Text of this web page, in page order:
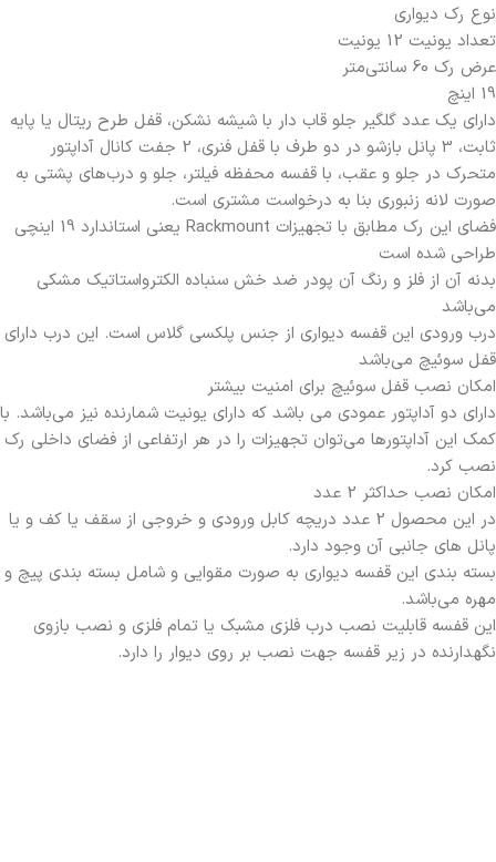
نوع رک دیواری
تعداد یونیت 12 یونیت
عرض رک 60 سانتی‌متر
19 اینچ
دارای یک عدد گلگیر جلو قاب دار با شیشه نشکن، قفل طرح ریتال یا پایه
ثابت، 3 پانل بازشو در دو طرف با قفل فنری، 2 جفت کانال آداپتور
متحرک در جلو و عقب، با قفسه محفظه فیلتر، جلو و درب‌های پشتی به
صورت لانه زنبوری بنا به درخواست مشتری است.
فضای این رک مطابق با تجهیزات Rackmount یعنی استاندارد 19 اینچی
طراحی شده است
بدنه آن از فلز و رنگ آن پودر ضد خش سنباده الکترواستاتیک مشکی
می‌باشد
درب ورودی این قفسه دیواری از جنس پلکسی گلاس است. این درب دارای
قفل سوئیچ می‌باشد
امکان نصب قفل سوئیچ برای امنیت بیشتر
دارای دو آداپتور عمودی می باشد که دارای یونیت شمارنده نیز می‌باشد. با
کمک این آداپتورها می‌توان تجهیزات را در هر ارتفاعی از فضای داخلی رک
نصب کرد.
امکان نصب حداکثر 2 عدد
در این محصول 2 عدد دریچه کابل ورودی و خروجی از سقف یا کف و یا
پانل های جانبی آن وجود دارد.
بسته بندی این قفسه دیواری به صورت مقوایی و شامل بسته بندی پیچ و
مهره می‌باشد.
این قفسه قابلیت نصب درب فلزی مشبک یا تمام فلزی و نصب بازوی
نگهدارنده در زیر قفسه جهت نصب بر روی دیوار را دارد.